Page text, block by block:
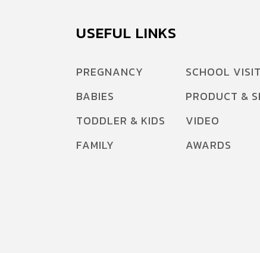
USEFUL LINKS
PREGNANCY
BABIES
TODDLER & KIDS
FAMILY
SCHOOL VISIT
PRODUCT &
VIDEO
AWARDS